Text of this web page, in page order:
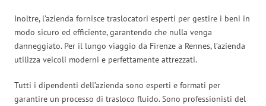
Inoltre, l’azienda fornisce traslocatori esperti per gestire i beni in
modo sicuro ed efficiente, garantendo che nulla venga
danneggiato. Per il lungo viaggio da Firenze a Rennes, l’azienda
utilizza veicoli moderni e perfettamente attrezzati.
Tutti i dipendenti dell’azienda sono esperti e formati per
garantire un processo di trasloco fluido. Sono professionisti del